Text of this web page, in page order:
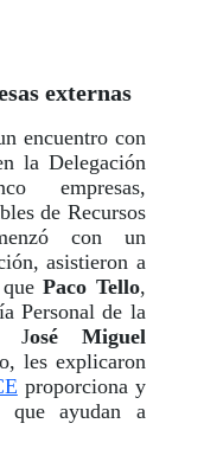
externas
encuentro con
la Delegación
empresas,
de Recursos
con un
asistieron a
quePaco Tello,
Personal de la
José Miguel
les explicaron
proporciona y
que ayudan a